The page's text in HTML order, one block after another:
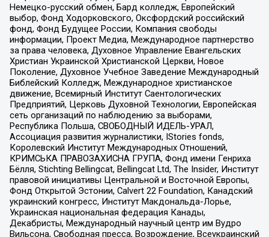
Немецко-русский обмен, Бард колледж, Европейский
выбор, Фонд Ходорковского, Оксфордский российский
фонд, Фонд Будущее России, Компания свободы
информации, Проект Медиа, Международное партнерство
за права человека, Духовное Управление Евангельских
Христиан Украинской Христианской Церкви, Новое
Поколение, Духовное Учебное Заведение Международный
Библейский Колледж, Международное христианское
движение, Всемирный Институт Саентологических
Предприятий, Церковь Духовной Технологии, Европейская
сеть организаций по наблюдению за выборами,
Республика Польша, СВОБОДНЫЙ ИДЕЛЬ-УРАЛ,
Ассоциация развития журналистики, IStories fonds,
Королевский Институт Международных Отношений,
КРИМСЬКА ПРАВОЗАХИСНА ГРУПА, Фонд имени Генриха
Бёлля, Stichting Bellingcat, Bellingcat Ltd, The Insider, Институт
правовой инициативы Центральной и Восточной Европы,
Фонд Открытой Эстонии, Calvert 22 Foundation, Канадский
украинский конгресс, Институт Макдональда-Лорье,
Украинская национальная федерация Канады,
Декабристы, Международный научный центр им Вудро
Вильсона, Свободная пресса, Возрождение, Всеукраинский